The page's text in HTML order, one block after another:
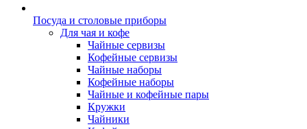
Посуда и столовые приборы
Для чая и кофе
Чайные сервизы
Кофейные сервизы
Чайные наборы
Кофейные наборы
Чайные и кофейные пары
Кружки
Чайники